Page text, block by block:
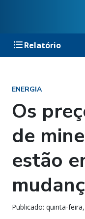
Relatório
ENERGIA
Os
de
estão
Publicado: quinta-